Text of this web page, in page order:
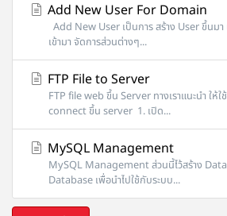
Add New User For Domain
Add New User เป็นการ สร้าง User ขึ้นมา
เข้ามา จัดการส่วนต่างๆ...
FTP File to Server
FTP file web ขึ้น Server ทางเราแนะนำ ให้
connect ขึ้น server 1. เปิด...
MySQL Management
MySQL Management ส่วนนี้ไว้สร้าง
Database เพื่อนำไปใช้กับระบบ...